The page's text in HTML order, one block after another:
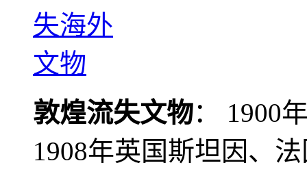
敦煌流失文物： 1900
1908年英国斯坦因、